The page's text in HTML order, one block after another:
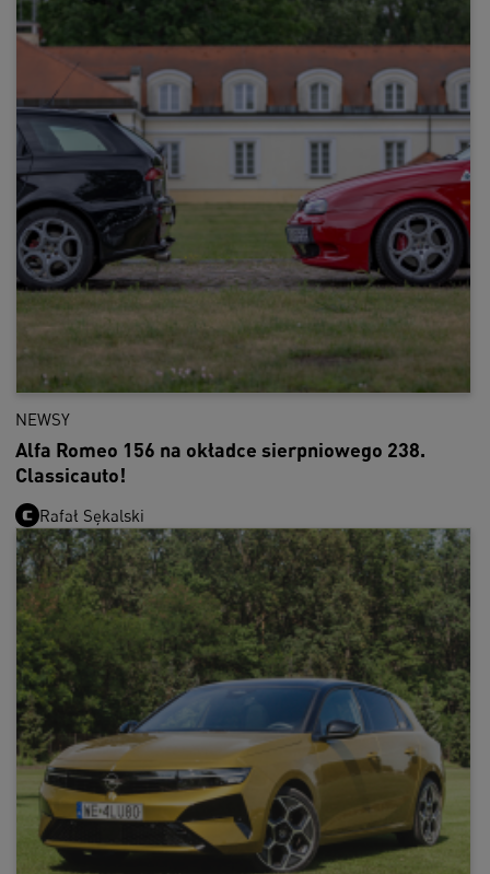
NEWSY
Alfa Romeo 156 na okładce sierpniowego 238.
Classicauto!
Rafał Sękalski